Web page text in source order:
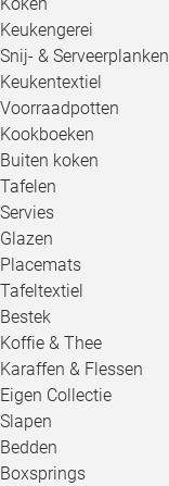
Keukengerei
Snij- & Serveerplanken
Keukentextiel
Voorraadpotten
Kookboeken
Buiten koken
Tafelen
Servies
Glazen
Placemats
Tafeltextiel
Bestek
Koffie & Thee
Karaffen & Flessen
Eigen Collectie
Slapen
Bedden
Boxsprings